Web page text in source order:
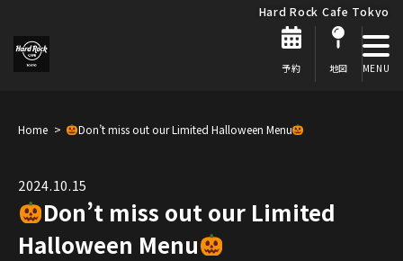
Hard Rock Cafe Tokyo
予約 地図
Home Don’t miss out our Limited Halloween Menu
2024.10.15
Don’t miss out our Limited
Halloween Menu